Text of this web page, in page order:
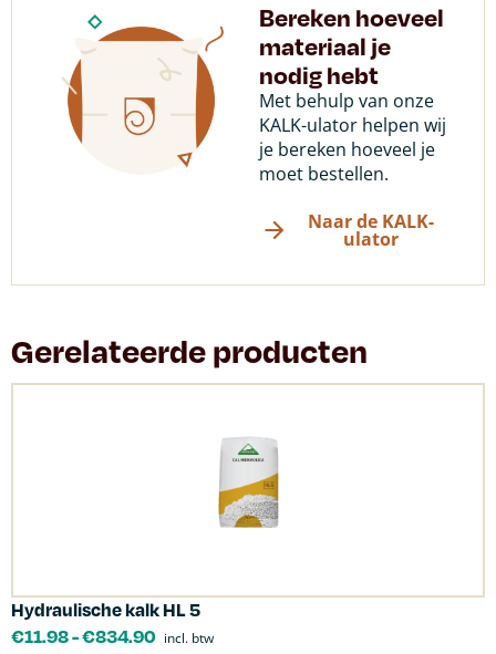
Bereken hoeveel
materiaal je
nodig hebt
Met behulp van onze
KALK-ulator helpen wij
je bereken hoeveel je
moet bestellen.
Naar de KALK-
ulator
Gerelateerde producten
Hydraulische kalk HL 5
€11.98-€834.90 incl. btw